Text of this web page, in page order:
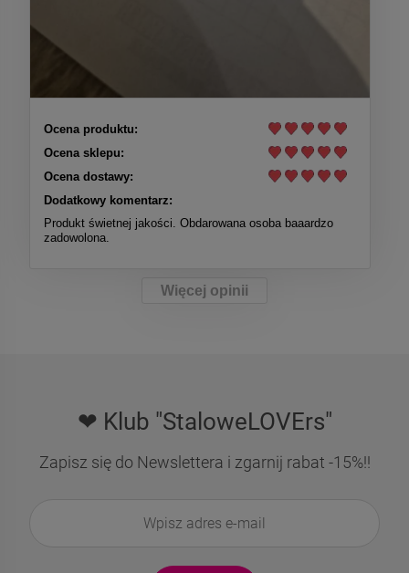
Ocena produktu:
Ocena sklepu:
Ocena dostawy:
Dodatkowy komentarz:
Produkt świetnej jakości. Obdarowana osoba baaardzo
zadowolona.
Więcej opinii
❤ Klub "StaloweLOVErs"
Zapisz się do Newslettera i zgarnij rabat -15%!!